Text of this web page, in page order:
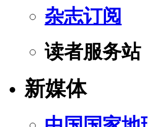
杂志订阅
读者服务站
新媒体